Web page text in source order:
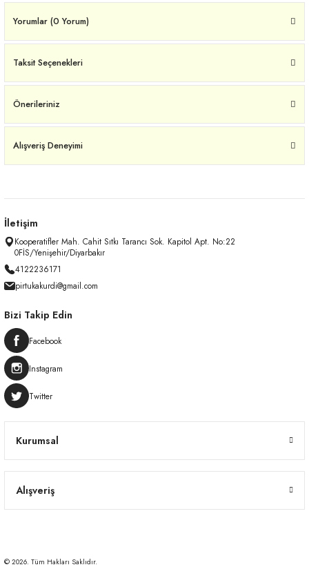
Yorumlar (0 Yorum)
Taksit Seçenekleri
Önerileriniz
Alışveriş Deneyimi
İletişim
Kooperatifler Mah. Cahit Sıtkı Tarancı Sok. Kapitol Apt. No:22
0FİS/Yenişehir/Diyarbakır
4122236171
pirtukakurdi@gmail.com
Kurumsal
Alışveriş
Bizi Takip Edin
Facebook
Instagram
Twitter
© 2026. Tüm Hakları Saklıdır.